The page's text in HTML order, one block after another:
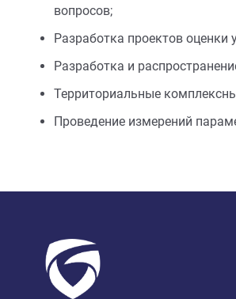
вопросов;
Разработка проектов
Разработка и
Территориальные
Проведение измерений